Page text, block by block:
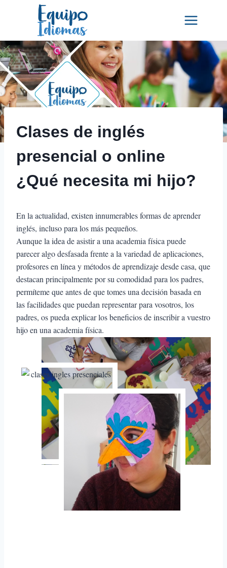
Clases de inglés
presencial o online
¿Qué necesita mi hijo?
En la actualidad, existen innumerables formas de aprender
inglés, incluso para los más pequeños.
Aunque la idea de asistir a una academia física puede
parecer algo desfasada frente a la variedad de aplicaciones,
profesores en línea y métodos de aprendizaje desde casa, que
destacan principalmente por su comodidad para los padres,
permíteme que antes de que tomes una decisión basada en
las facilidades que puedan representar para vosotros, los
padres, os pueda explicar los beneficios de inscribir a vuestro
hijo en una academia física.